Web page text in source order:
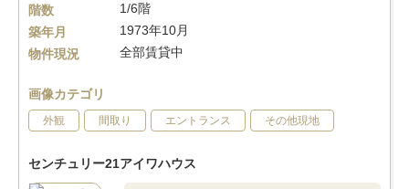
階数
1/6階
築年月
1973年10月
物件現況
全部賃貸中
画像カテゴリ
外観 間取り エントランス その他現地
センチュリー21アイワハウス